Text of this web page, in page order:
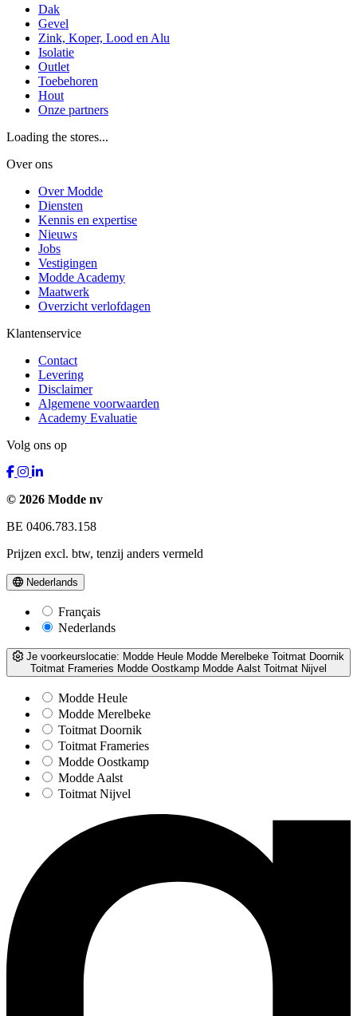
Dak
Gevel
Zink, Koper, Lood en Alu
Isolatie
Outlet
Toebehoren
Hout
Onze partners
Loading the stores...
Over ons
Over Modde
Diensten
Kennis en expertise
Nieuws
Jobs
Vestigingen
Modde Academy
Maatwerk
Overzicht verlofdagen
Klantenservice
Contact
Levering
Disclaimer
Algemene voorwaarden
Academy Evaluatie
Volg ons op
© 2026 Modde nv
BE 0406.783.158
Prijzen excl. btw, tenzij anders vermeld
Nederlands
Français
Nederlands
Je voorkeurslocatie: Modde Heule Modde Merelbeke Toitmat Doornik
Toitmat Frameries Modde Oostkamp Modde Aalst Toitmat Nijvel
Modde Heule
Modde Merelbeke
Toitmat Doornik
Toitmat Frameries
Modde Oostkamp
Modde Aalst
Toitmat Nijvel